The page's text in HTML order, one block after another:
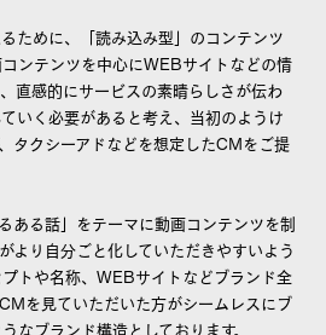
ために、「読み込み型」のコンテンツ
ンテンツを中心にWEBサイトなどの情
直感的にサービスの素晴らしさが伝わ
いく必要があると考え、当初のようけ
タクシーアドなどを想定したCMをご提
ある話」をテーマに動画コンテンツを制
より自分ごと化していただきやすいよう
トや名称、WEBサイトなどブランド全
を見ていただいた方がシームレスにブ
なブランド構造としております。